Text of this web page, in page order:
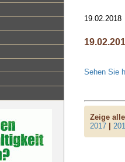
19.02.2018
Sehen Sie
Zeige
2017|